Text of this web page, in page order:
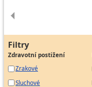
Filtry
Zdravotní postižení
Zrakové
Sluchové